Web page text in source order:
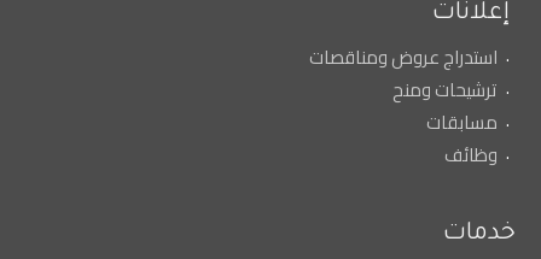
إعلانات
استدراج عروض ومناقصات
ترشيحات ومنح
مسابقات
وظائف
خدمات